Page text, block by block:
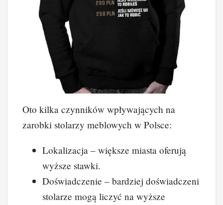
Oto kilka czynników wpływających na
zarobki stolarzy meblowych w Polsce:
Lokalizacja – większe miasta oferują
wyższe stawki.
Doświadczenie – bardziej doświadczeni
stolarze mogą liczyć na wyższe